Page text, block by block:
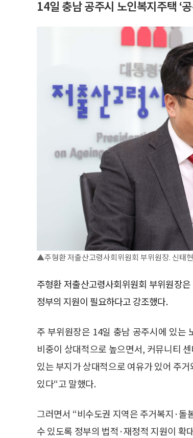
14일 충남 공주시 노인복지주택 ‘
▲주형환 저출산고령사회위원회 부위원장. 신태
주형환 저출산고령사회위원회 부위원장
정부의 지원이 필요하다고 강조했다.
주 부위원장은 14일 충남 공주시에 있는
비중이 상대적으로 높으면서, 커뮤니티
있는 부지가 상대적으로 여유가 있어 주
있다“고 말했다.
그러면서 “비수도권 지역은 주거복지·
수 있도록 정부의 법적·재정적 지원이 확